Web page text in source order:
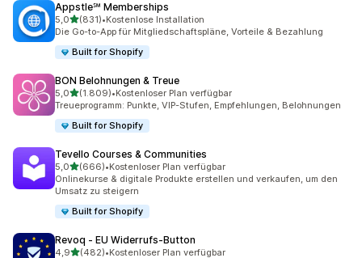
Appstle℠ Memberships
5,0von 5 Sternen
(831)
831 Rezensionen insgesamt
•Kostenlose Installation
Die Go-to-App für Mitgliedschaftspläne, Vorteile & Bezahlung
Built for Shopify
BON Belohnungen & Treue
5,0von 5 Sternen
(1.809)
1809 Rezensionen insgesamt
•Kostenloser Plan verfügbar
Treueprogramm: Punkte, VIP-Stufen, Empfehlungen, Belohnungen
Built for Shopify
Tevello Courses & Communities
5,0von 5 Sternen
(666)
666 Rezensionen insgesamt
•Kostenloser Plan verfügbar
Onlinekurse & digitale Produkte erstellen und verkaufen, um den
Umsatz zu steigern
Built for Shopify
Revoq ‑ EU Widerrufs‑Button
4,9von 5 Sternen
(482)•Kostenloser Plan verfügbar